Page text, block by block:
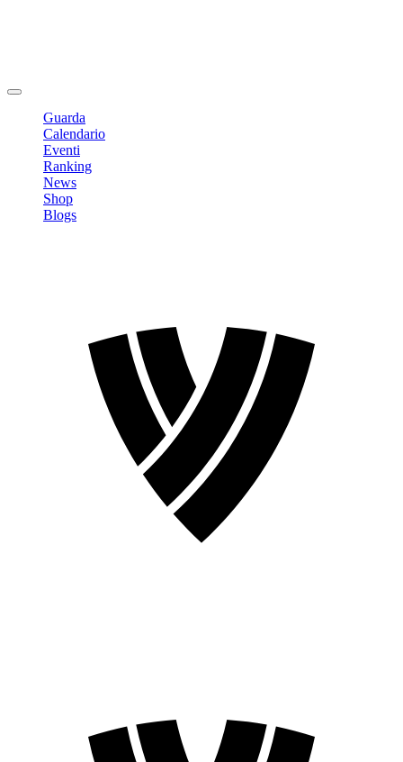
Guarda
Calendario
Eventi
Ranking
News
Shop
Blogs